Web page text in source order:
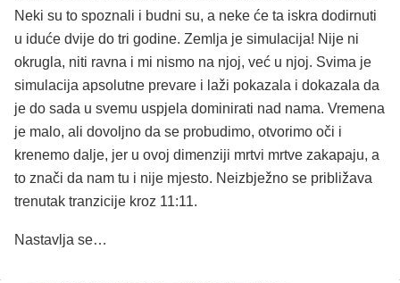
Neki su to spoznali i budni su, a neke će ta iskra dodirnuti
u iduće dvije do tri godine. Zemlja je simulacija! Nije ni
okrugla, niti ravna i mi nismo na njoj, već u njoj. Svima je
simulacija apsolutne prevare i laži pokazala i dokazala da
je do sada u svemu uspjela dominirati nad nama. Vremena
je malo, ali dovoljno da se probudimo, otvorimo oči i
krenemo dalje, jer u ovoj dimenziji mrtvi mrtve zakapaju, a
to znači da nam tu i nije mjesto. Neizbježno se približava
trenutak tranzicije kroz 11:11.
Nastavlja se…